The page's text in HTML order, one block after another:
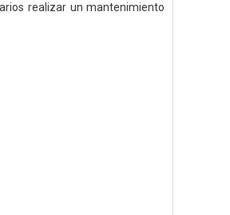
realizar un mantenimiento